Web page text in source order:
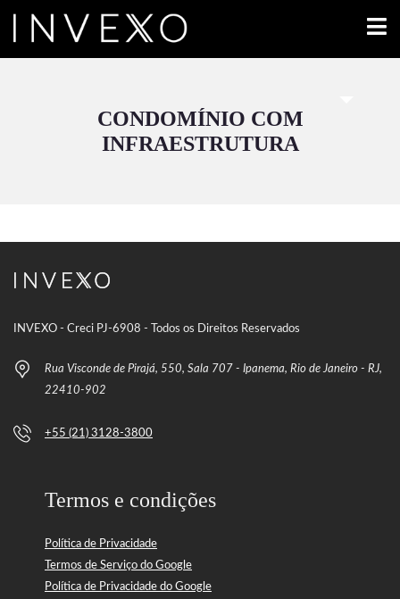
CONDOMÍNIO COM
INFRAESTRUTURA
INVEXO - Creci PJ-6908 - Todos os Direitos Reservados
Rua Visconde de Pirajá, 550, Sala 707 - Ipanema, Rio de Janeiro - RJ,
22410-902
+55 (21) 3128-3800
Termos e condições
Política de Privacidade
Termos de Serviço do Google
Política de Privacidade do Google